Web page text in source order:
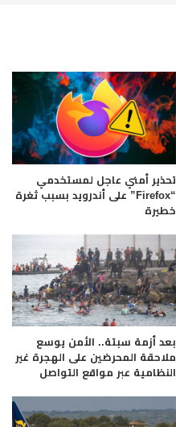
تحذير أمني عاجل لمستخدمي
“Firefox” على أندرويد بسبب ثغرة
خطيرة
بعد أزمة سبتة.. الأمن يوسع
ملاحقة المحرضين على الهجرة غير
النظامية عبر مواقع التواصل